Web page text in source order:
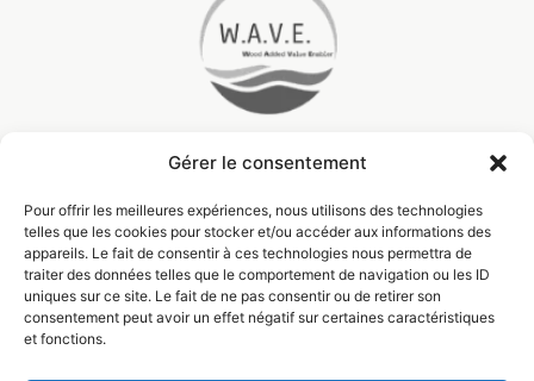
Gérer le consentement
Pour offrir les meilleures expériences, nous utilisons des technologies
telles que les cookies pour stocker et/ou accéder aux informations des
appareils. Le fait de consentir à ces technologies nous permettra de
traiter des données telles que le comportement de navigation ou les ID
uniques sur ce site. Le fait de ne pas consentir ou de retirer son
consentement peut avoir un effet négatif sur certaines caractéristiques
et fonctions.